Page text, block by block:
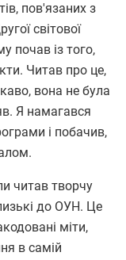
пов'язаних з
світової
почав із того,
Читав про це,
вона не була
Я намагався
і побачив,
читав творчу
до ОУН. Це
міти,
в самій